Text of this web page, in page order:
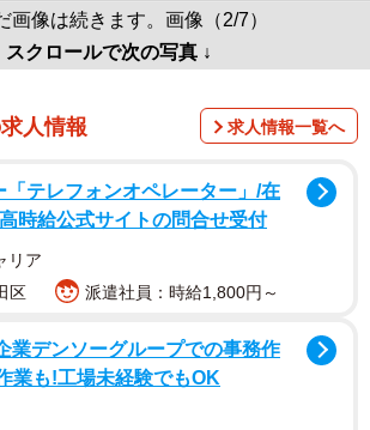
画像は続きます。画像（2/7）
スクロールで次の写真 ↓
人情報 求人情報一覧へ
「テレフォンオペレーター」/在
時給公式サイトの問合せ受付
リア
区
派遣社員：時給1,800円～
業デンソーグループでの事務作
業も!工場未経験でもOK